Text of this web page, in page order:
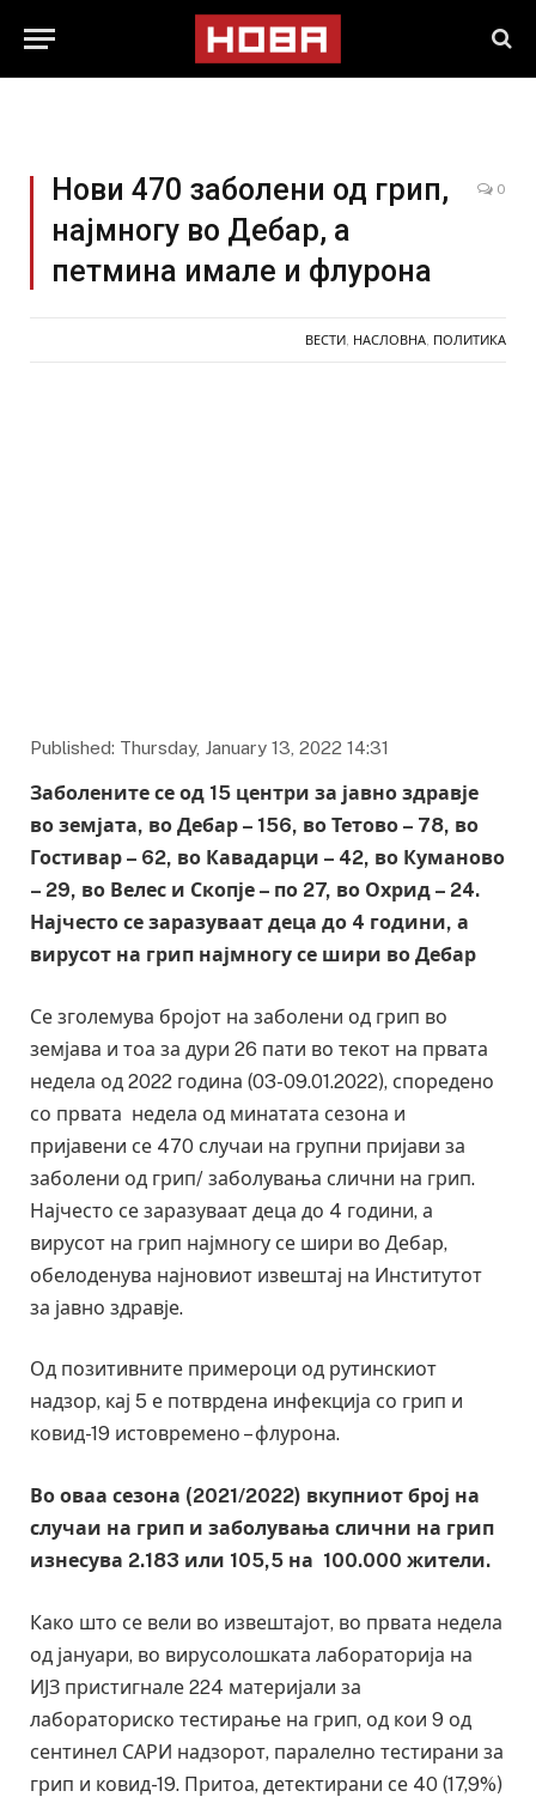
Нови 470 заболени од грип,
најмногу во Дебар, а
петмина имале и флурона
0
ВЕСТИ НАСЛОВНА ПОЛИТИКА
Published: Thursday, January 13, 2022 14:31
Заболените се од 15 центри за јавно здравје
во земјата, во Дебар – 156, во Тетово – 78, во
Гостивар – 62, во Кавадарци – 42, во Куманово
– 29, во Велес и Скопје – по 27, во Охрид – 24.
Најчесто се заразуваат деца до 4 години, а
вирусот на грип најмногу се шири во Дебар
Се зголемува бројот на заболени од грип во
земјава и тоа за дури 26 пати во текот на првата
недела од 2022 година (03-09.01.2022), споредено
со првата недела од минатата сезона и
пријавени се 470 случаи на групни пријави за
заболени од грип/ заболувања слични на грип.
Најчесто се заразуваат деца до 4 години, а
вирусот на грип најмногу се шири во Дебар,
обелоденува најновиот извештај на Институтот
за јавно здравје.
Од позитивните примероци од рутинскиот
надзор, кај 5 е потврдена инфекција со грип и
ковид-19 истовремено – флурона.
Во оваа сезона (2021/2022) вкупниот број на
случаи на грип и заболувања слични на грип
изнесува 2.183 или 105,5 на 100.000 жители.
Како што се вели во извештајот, во првата недела
од јануари, во вирусолошката лабораторија на
ИЈЗ пристигнале 224 материјали за
лабораториско тестирање на грип, од кои 9 од
сентинел САРИ надзорот, паралелно тестирани за
грип и ковид-19. Притоа, детектирани се 40 (17,9%)